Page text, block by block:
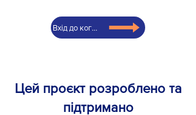
Вхід до когорти
Цей проєкт розроблено та
підтримано